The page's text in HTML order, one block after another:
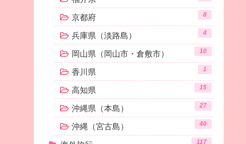
京都府 8
兵庫県（淡路島） 4
岡山県（岡山市・倉敷市） 10
香川県 1
高知県 15
沖縄県（本島） 27
沖縄（宮古島） 40
117